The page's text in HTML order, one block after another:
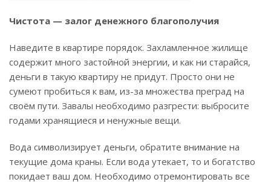
Чистота — залог денежного благополучия
Наведите в квартире порядок. Захламленное жилище
содержит много застойной энергии, и как ни старайся,
деньги в такую квартиру не придут. Просто они не
сумеют пробиться к вам, из-за множества преград на
своём пути. Завалы необходимо разгрести: выбросите
годами хранящиеся и ненужные вещи.
Вода символизирует деньги, обратите внимание на
текущие дома краны. Если вода утекает, то и богатство
покидает ваш дом. Необходимо отремонтировать все